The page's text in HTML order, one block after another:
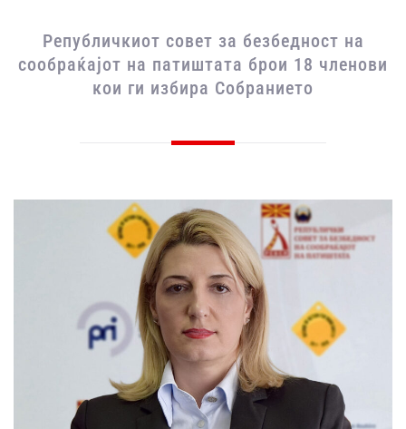
Републичкиот совет за безбедност на
сообраќајот на патиштата брои 18 членови
кои ги избира Собранието